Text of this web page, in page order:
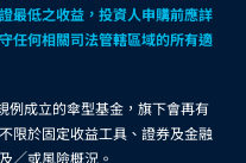
最低之收益，投資人申購前應詳
任何相關司法管轄區域的所有適
例成立的傘型基金，旗下會再有
限於固定收益工具、證券及金融
／或風險概況。